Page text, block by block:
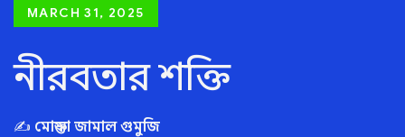
Posted
MARCH 31, 2025
নীরবতার শক্তি
✍ মোস্তফা জামাল গুমুজি